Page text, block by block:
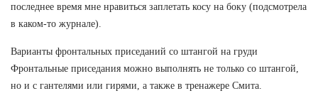
последнее время мне нравиться заплетать косу на боку (подсмотрела
в каком-то журнале).
Варианты фронтальных приседаний со штангой на груди
Фронтальные приседания можно выполнять не только со штангой,
но и с гантелями или гирями, а также в тренажере Смита.